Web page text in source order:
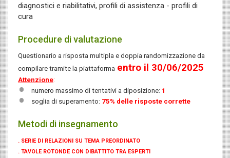
diagnostici e riabilitativi, profili di assistenza - profili di
cura
Procedure di valutazione
Questionario a risposta multipla e doppia randomizzazione da
compilare tramite la piattaforma entro il 30/06/2025
Attenzione:
numero massimo di tentativi a diposizione: 1
soglia di superamento: 75% delle risposte corrette
Metodi di insegnamento
. SERIE DI RELAZIONI SU TEMA PREORDINATO
. TAVOLE ROTONDE CON DIBATTITO TRA ESPERTI